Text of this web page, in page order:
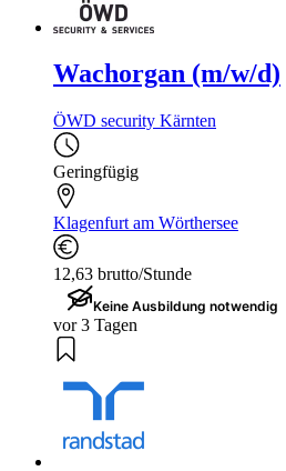
Wachorgan (m/w/d)
ÖWD security Kärnten
Geringfügig
Klagenfurt am Wörthersee
12,63 brutto/Stunde
Keine Ausbildung notwendig
vor 3 Tagen